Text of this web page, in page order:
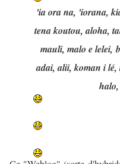
'ia ora na, 'iorana,
tena koutou, aloha,
mauli, malo e lelei,
adai, alii, koman i lé,